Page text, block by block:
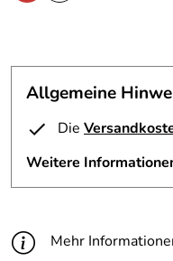
Allgemeine
Die
Weitere
Mehr